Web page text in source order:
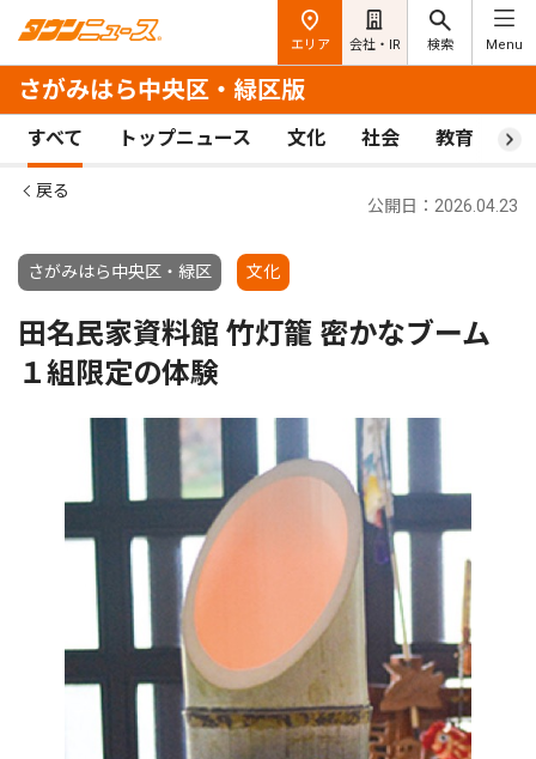
エリア 会社・IR 検索 Menu
さがみはら中央区・緑区版
すべて トップニュース 文化 社会 教育 ス
戻る
さがみはら中央区・緑区 文化
公開日：2026.04.23
田名民家資料館 竹灯籠 密かなブーム
１組限定の体験